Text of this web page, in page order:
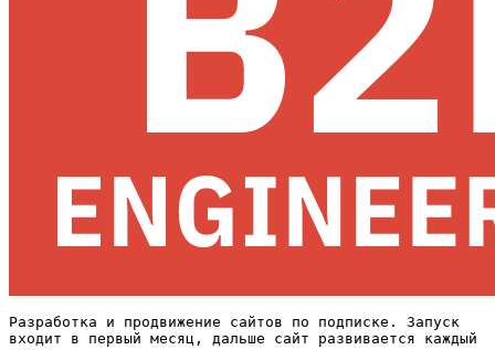
Разработка и продвижение сайтов по подписке. Запуск
входит в первый месяц, дальше сайт развивается каждый